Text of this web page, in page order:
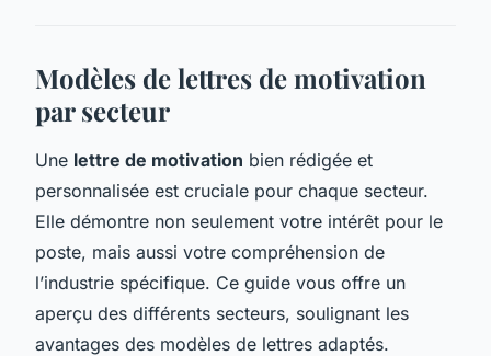
Modèles de lettres de motivation
par secteur
Une lettre de motivation bien rédigée et
personnalisée est cruciale pour chaque secteur.
Elle démontre non seulement votre intérêt pour le
poste, mais aussi votre compréhension de
l’industrie spécifique. Ce guide vous offre un
aperçu des différents secteurs, soulignant les
avantages des modèles de lettres adaptés.